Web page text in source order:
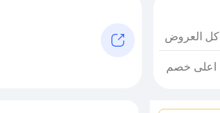
كل العروض
اعلى خصم